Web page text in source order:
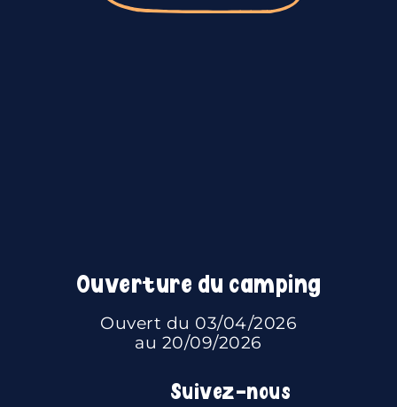
Ouverture du camping
Ouvert du 03/04/2026
au 20/09/2026
Suivez-nous